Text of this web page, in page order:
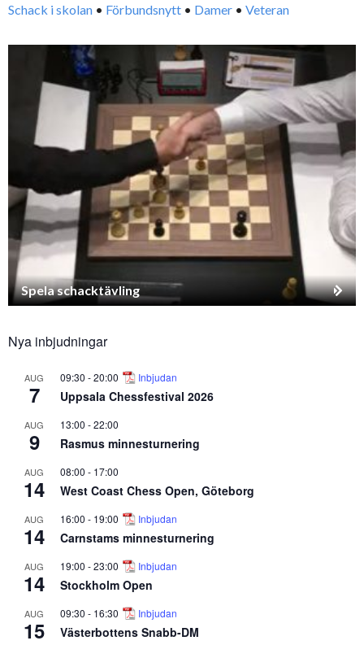
Schack i skolan • Förbundsnytt • Damer • Veteran
Spela schacktävling
Nya inbjudningar
AUG
7
09:30 -20:00 Inbjudan
Uppsala Chessfestival 2026
AUG
9
13:00 -22:00
Rasmus minnesturnering
AUG
14
08:00 - 17:00
West Coast Chess Open, Göteborg
AUG
14
16:00 - 19:00 Inbjudan
Carnstams minnesturnering
AUG
14
19:00 -23:00 Inbjudan
Stockholm Open
AUG
15
09:30 - 16:30 Inbjudan
Västerbottens Snabb-DM